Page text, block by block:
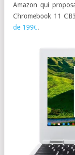
Amazon qui
Chromebook 11
de 199€.